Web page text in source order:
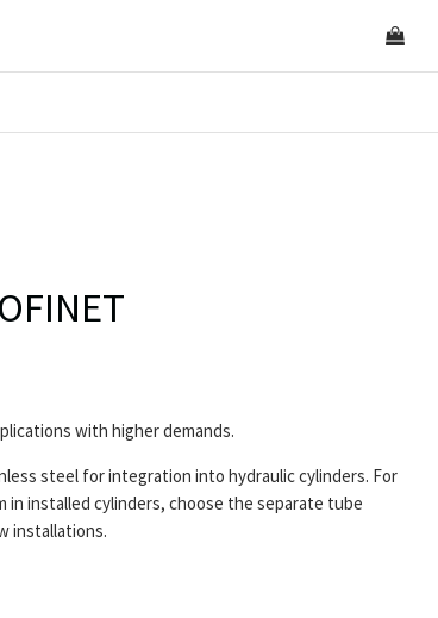
with higher demands.
steel for integration into hydraulic cylinders. For
installed cylinders, choose the separate tube
installations.